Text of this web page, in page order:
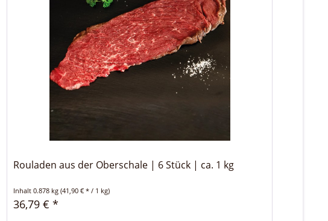
Rouladen aus der Oberschale | 6 Stück | ca. 1 kg
Inhalt0.878 kg(41,90 € * / 1 kg)
36,79 € *